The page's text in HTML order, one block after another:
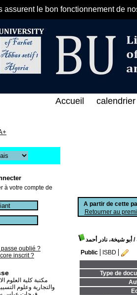
assurent le bon fonctionnement de
على الخط المباشر لمكتبة
A partir de cette
Retourner au
/ أبو شيخة، نادر أحمد
Public
ISBD
Type de
Accueil calendrier
à votre compte de
passe oublié ?
inscrit ?
مكتبة كلية العلوم
والتجارية وعلوم